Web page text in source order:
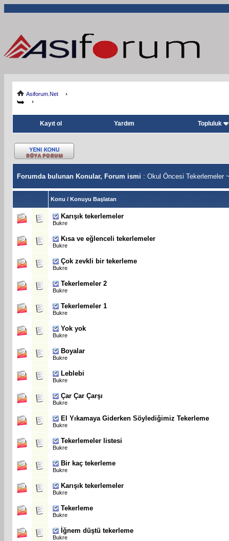
Asiforum.Net
Kayıt ol Yardım Topluluk
Forumda bulunan Konular, Forum ismi : Okul Öncesi Tekerlemeler
Konu / Konuyu Başlatan
Karışık tekerlemeler
Bukre
Kısa ve eğlenceli tekerlemeler
Bukre
Çok zevkli bir tekerleme
Bukre
Tekerlemeler 2
Bukre
Tekerlemeler 1
Bukre
Yok yok
Bukre
Boyalar
Bukre
Leblebi
Bukre
Çar Çar Çarşı
Bukre
El Yıkamaya Giderken Söylediğimiz Tekerleme
Bukre
Tekerlemeler listesi
Bukre
Bir kaç tekerleme
Bukre
Karışık tekerlemeler
Bukre
Tekerleme
Bukre
İğnem düştü tekerleme
Bukre